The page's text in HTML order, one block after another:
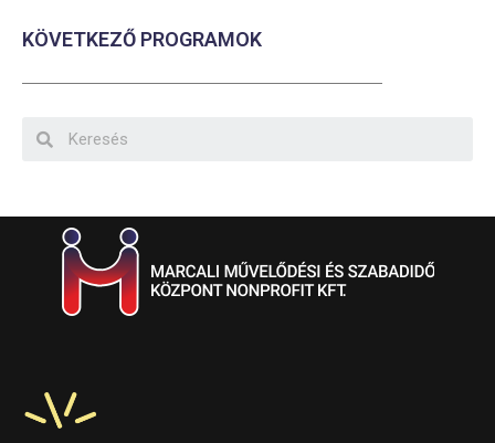
KÖVETKEZŐ PROGRAMOK